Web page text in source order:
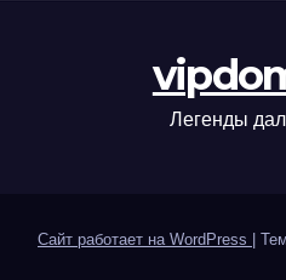
Легенды
Сайт работает на WordPress